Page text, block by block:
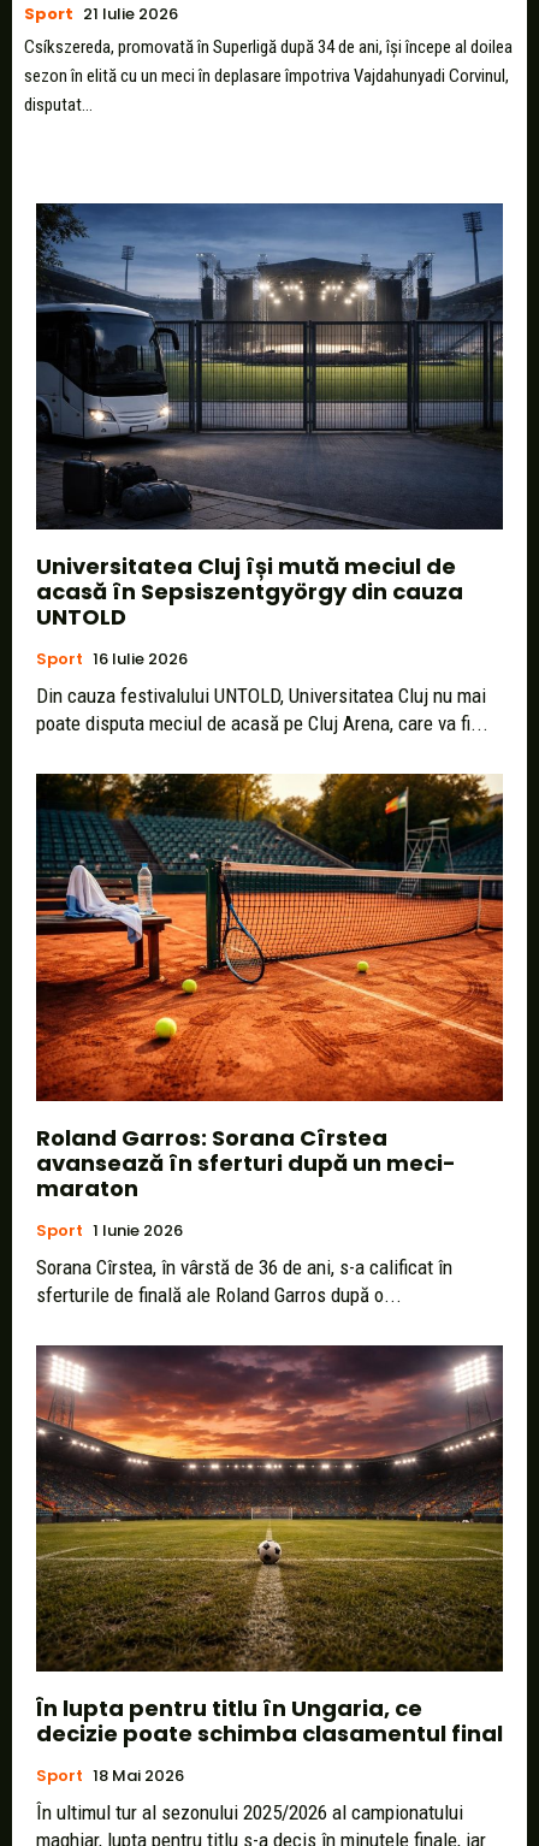
Sport 21 Iulie 2026
Csíkszereda, promovată în Superligă după 34 de ani, își începe al doilea
sezon în elită cu un meci în deplasare împotriva Vajdahunyadi Corvinul,
disputat...
Universitatea Cluj își mută meciul de
acasă în Sepsiszentgyörgy din cauza
UNTOLD
Sport 16 Iulie 2026
Din cauza festivalului UNTOLD, Universitatea Cluj nu mai
poate disputa meciul de acasă pe Cluj Arena, care va fi...
Roland Garros: Sorana Cîrstea
avansează în sferturi după un meci-
maraton
Sport 1 Iunie 2026
Sorana Cîrstea, în vârstă de 36 de ani, s-a calificat în
sferturile de finală ale Roland Garros după o...
În lupta pentru titlu în Ungaria, ce
decizie poate schimba clasamentul final
Sport 18 Mai 2026
În ultimul tur al sezonului 2025/2026 al campionatului
maghiar, lupta pentru titlu s-a decis în minutele finale, iar